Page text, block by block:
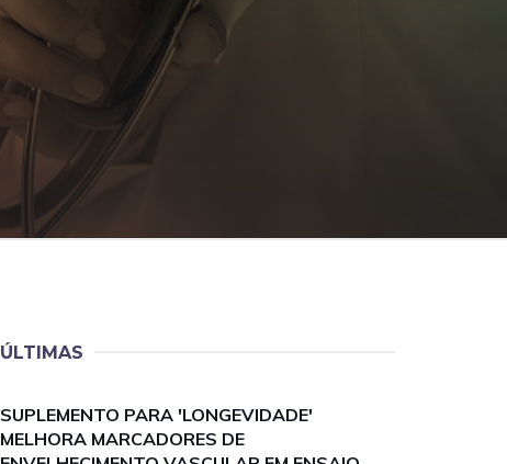
ÚLTIMAS
SUPLEMENTO PARA 'LONGEVIDADE'
MELHORA MARCADORES DE